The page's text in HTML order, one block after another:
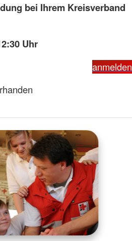
bei Ihrem Kreisverband
Uhr
anmelden